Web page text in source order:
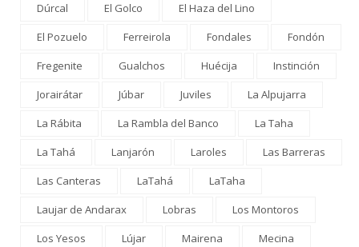
Dúrcal
El Golco
El Haza del Lino
El Pozuelo
Ferreirola Fondales
Fondón
Fregenite
Gualchos Huécija
Instinción
Jorairátar
Júbar Juviles
La Alpujarra
La Rábita
La Rambla del Banco
La Taha
La Tahá
Lanjarón Laroles
Las Barreras
Las Canteras
LaTahá
LaTaha
Laujar de Andarax
Lobras
Los Montoros
Los Yesos
Lújar Mairena
Mecina